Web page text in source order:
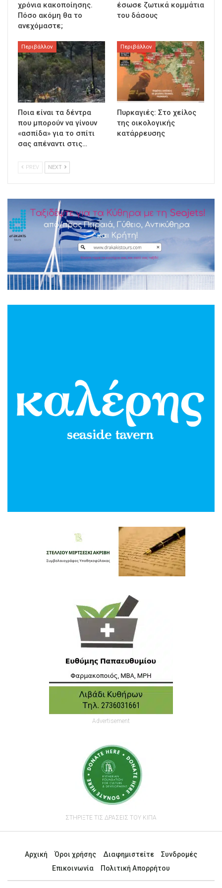
χρόνια κακοποίησης.
Πόσο ακόμη θα το
ανεχόμαστε;
έσωσε ζωτικά κομμάτια
του δάσους
Περιβάλλον
Ποια είναι τα δέντρα
που μπορούν να γίνουν
«ασπίδα» για το σπίτι
σας απέναντι στις…
Περιβάλλον
Πυρκαγιές: Στο χείλος
της οικολογικής
κατάρρευσης
PREV NEXT
Advertisement
ΣΤΗΡΙΞΤΕ ΤΙΣ ΔΡΑΣΕΙΣ ΤΟΥ ΚΙΠΑ
Αρχική Όροι χρήσης Διαφημιστείτε
Συνδρομές
Επικοινωνία
Πολιτική Απορρήτου